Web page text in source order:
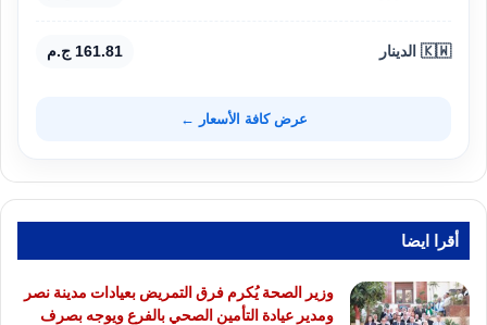
🇰🇼 الدينار 161.81 ج.م
عرض كافة الأسعار ←
أقرا ايضا
وزير الصحة يُكرم فرق التمريض بعيادات مدينة نصر
ومدير عيادة التأمين الصحي بالفرع ويوجه بصرف